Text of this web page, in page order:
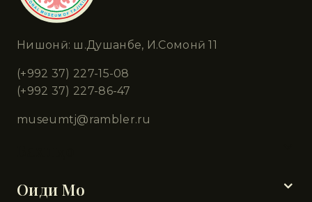
Нишонӣ: ш.Душанбе, И.Сомонӣ 11
(+992 37) 227-15-08
(+992 37) 227-86-47
museumtj@rambler.ru
Оиди Мо